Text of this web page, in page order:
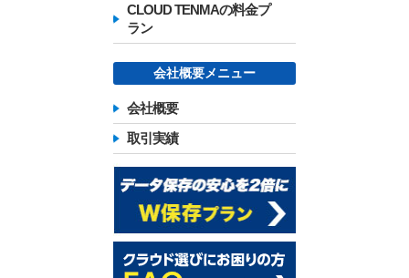
CLOUD TENMAの料金プ
ラン
会社概要メニュー
会社概要
取引実績